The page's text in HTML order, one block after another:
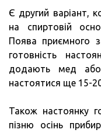
Є другий варіант,
на спиртовій
Поява приємного
готовність
додають мед
настоятися ще 15-
Також настоянку
пізню осінь